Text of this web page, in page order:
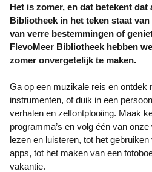
Het is zomer, en dat betekent dat alles bij FlevoMeer
Bibliotheek in het teken staat
van verre bestemmingen of
FlevoMeer Bibliotheek hebben
zomer onvergetelijk te maken.
Ga op een muzikale reis en ontdek
instrumenten, of duik in een
verhalen en zelfontplooiing. Maak
programma’s en volg één van
lezen en luisteren, tot het
apps, tot het maken van een
vakantie.